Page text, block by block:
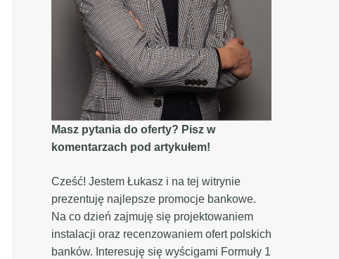
Masz pytania do oferty? Pisz w
komentarzach pod artykułem!
Cześć! Jestem Łukasz i na tej witrynie
prezentuję najlepsze promocje bankowe.
Na co dzień zajmuję się projektowaniem
instalacji oraz recenzowaniem ofert polskich
banków. Interesuję się wyścigami Formuły 1